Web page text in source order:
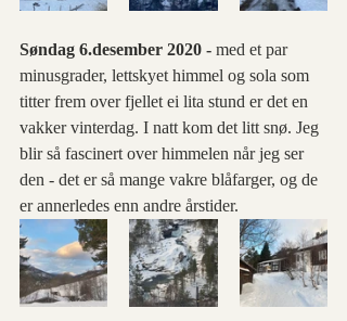
Søndag 6.desember 2020 - med et par
minusgrader, lettskyet himmel og sola som
titter frem over fjellet ei lita stund er det en
vakker vinterdag. I natt kom det litt snø. Jeg
blir så fascinert over himmelen når jeg ser
den - det er så mange vakre blåfarger, og de
er annerledes enn andre årstider.